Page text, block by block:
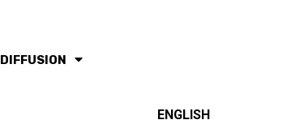
DIFFUSION
ENGLISH